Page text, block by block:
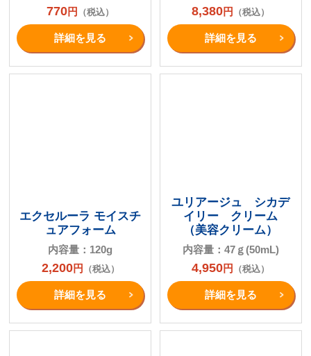
770円 （税込）
詳細を⾒る
8,380円 （税込）
詳細を⾒る
エクセルーラ モイスチ
ュアフォーム
内容量：120g
2,200円 （税込）
詳細を⾒る
ユリアージュ シカデ
イリー クリーム
（美容クリーム）
内容量：47ｇ(50mL)
4,950円 （税込）
詳細を⾒る